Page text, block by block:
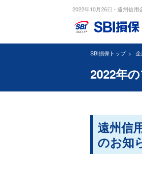
2022年10月26日 - 遠州信用
SBI損保トップ
2022年
遠州信
のお知